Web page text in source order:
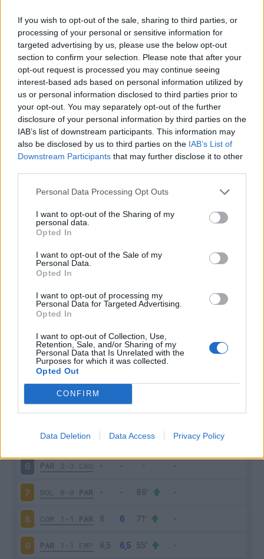
If you wish to opt-out of the sale, sharing to third parties, or
processing of your personal or sensitive information for
targeted advertising by us, please use the below opt-out
section to confirm your selection. Please note that after your
opt-out request is processed you may continue seeing
interest-based ads based on personal information utilized by
us or personal information disclosed to third parties prior to
your opt-out. You may separately opt-out of the further
disclosure of your personal information by third parties on the
IAB’s list of downstream participants. This information may
also be disclosed by us to third parties on the IAB’s List of
Downstream Participants that may further disclose it to other
Personal Data Processing Opt Outs
I want to opt-out of the Sharing of my
personal data.
Opted In
I want to opt-out of the Sale of my
Personal Data.
Opted In
I want to opt-out of processing my
Personal Data for Targeted Advertising.
Opted In
I want to opt-out of Collection, Use,
Retention, Sale, and/or Sharing of my
Personal Data that Is Unrelated with the
Purposes for which it was collected.
Opted Out
CONFIRM
Data Deletion Data Access Privacy Policy
Riepilogo stagione
Titolare 24 - 66
Squalificato
6 - 16
stagionale
Giornata Voto FV EntratoUscito
3 NAP 2-1 PAR
4 PAR 2-3 UDI
LEC 2-2 PAR
6 PAR 2-3 CAG
7 BOL 0-0 PAR
8 COM 1-1 PAR
9 PAR 1-1 EMP